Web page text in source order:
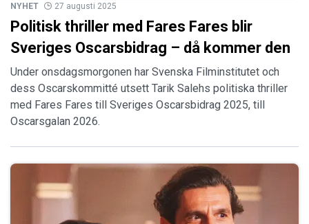
NYHET 27 augusti 2025
Politisk thriller med Fares Fares blir
Sveriges Oscarsbidrag – då kommer den
Under onsdagsmorgonen har Svenska Filminstitutet och
dess Oscarskommitté utsett Tarik Salehs politiska thriller
med Fares Fares till Sveriges Oscarsbidrag 2025, till
Oscarsgalan 2026.